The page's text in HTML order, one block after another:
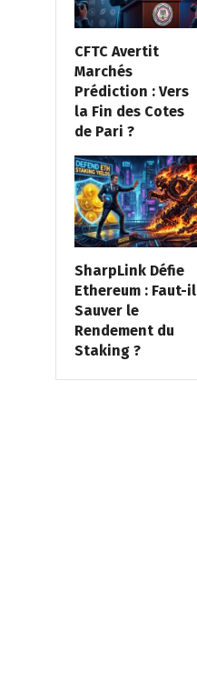
CFTC Avertit
Marchés
Prédiction : Vers
la Fin des Cotes
de Pari ?
SharpLink Défie
Ethereum : Faut-il
Sauver le
Rendement du
Staking ?